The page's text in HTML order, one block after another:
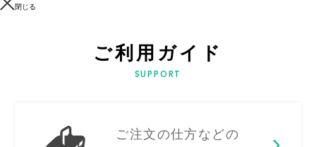
閉じる
ご利用ガイド
SUPPORT
ご注文の仕方などの